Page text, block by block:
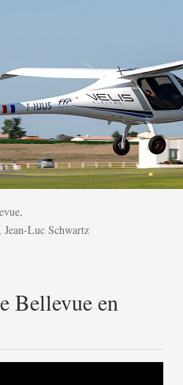
Luc Schwartz
Bellevue en